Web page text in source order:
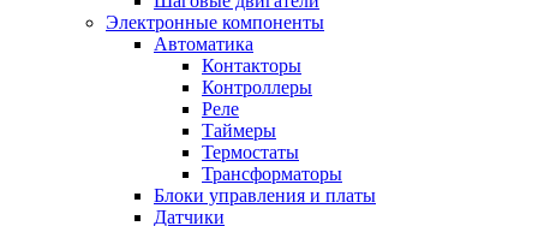
Электронные компоненты
Автоматика
Контакторы
Контроллеры
Реле
Таймеры
Термостаты
Трансформаторы
Блоки управления и платы
Датчики